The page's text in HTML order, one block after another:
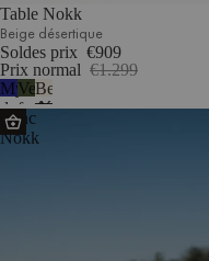
Table Nokk
Beige désertique
Soldes prix €909
Prix normal €1.299
Myrtille
douce
Vert
forêt
Beige
désertique
Banc
Nokk